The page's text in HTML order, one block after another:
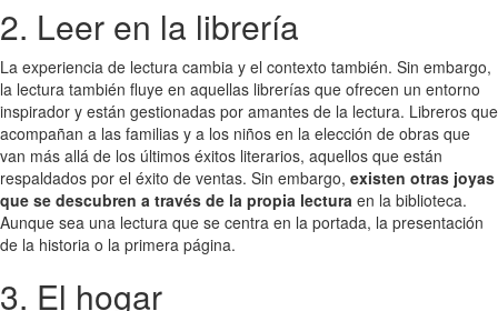
2. Leer en la librería
La experiencia de lectura cambia y el contexto también. Sin embargo,
la lectura también fluye en aquellas librerías que ofrecen un entorno
inspirador y están gestionadas por amantes de la lectura. Libreros que
acompañan a las familias y a los niños en la elección de obras que
van más allá de los últimos éxitos literarios, aquellos que están
respaldados por el éxito de ventas. Sin embargo, existen otras joyas
que se descubren a través de la propia lectura en la biblioteca.
Aunque sea una lectura que se centra en la portada, la presentación
de la historia o la primera página.
3. El hogar